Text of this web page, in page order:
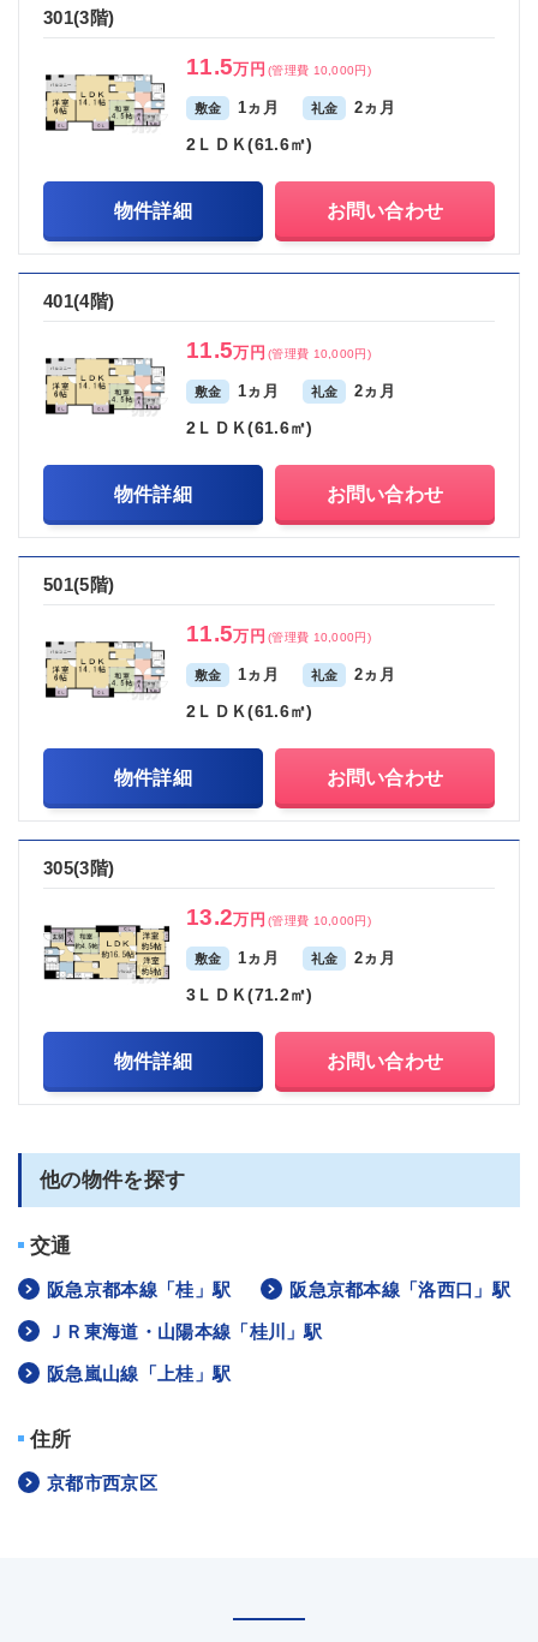
301(3階)
11.5万円 (管理費 10,000円)
敷金 1ヵ月 礼金 2ヵ月
2ＬＤＫ(61.6㎡)
物件詳細 お問い合わせ
401(4階)
11.5万円 (管理費 10,000円)
敷金 1ヵ月 礼金 2ヵ月
2ＬＤＫ(61.6㎡)
物件詳細 お問い合わせ
501(5階)
11.5万円 (管理費 10,000円)
敷金 1ヵ月 礼金 2ヵ月
2ＬＤＫ(61.6㎡)
物件詳細 お問い合わせ
305(3階)
13.2万円 (管理費 10,000円)
敷金 1ヵ月 礼金 2ヵ月
3ＬＤＫ(71.2㎡)
物件詳細 お問い合わせ
他の物件を探す
交通
阪急京都本線「桂」駅 阪急京都本線「洛西口」駅
ＪＲ東海道・山陽本線「桂川」駅
阪急嵐山線「上桂」駅
住所
京都市西京区